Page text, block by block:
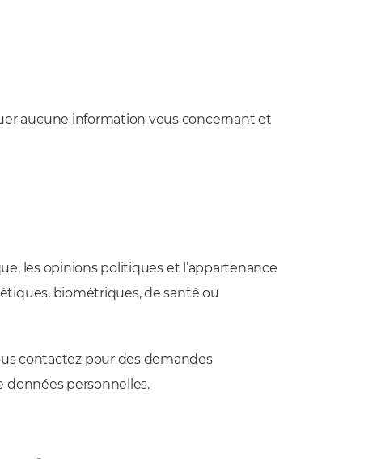
aucune information vous concernant et
les opinions politiques et l’appartenance
biométriques, de santé ou
contactez pour des demandes
données personnelles.